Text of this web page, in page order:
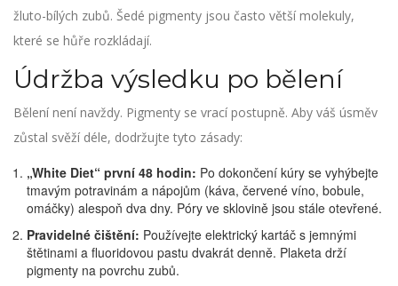
žluto-bílých zubů. Šedé pigmenty jsou často větší molekuly,
které se hůře rozkládají.
Údržba výsledku po bělení
Bělení není navždy. Pigmenty se vrací postupně. Aby váš úsměv
zůstal svěží déle, dodržujte tyto zásady:
„White Diet“ první 48 hodin: Po dokončení kúry se vyhýbejte
tmavým potravinám a nápojům (káva, červené víno, bobule,
omáčky) alespoň dva dny. Póry ve sklovině jsou stále otevřené.
Pravidelné čištění: Používejte elektrický kartáč s jemnými
štětinami a fluoridovou pastu dvakrát denně. Plaketa drží
pigmenty na povrchu zubů.